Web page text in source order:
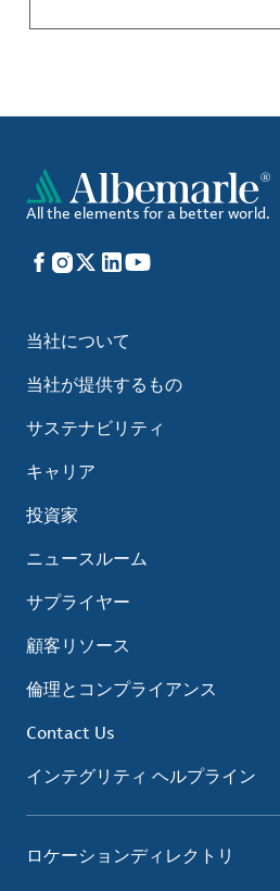
All the elements for a better world.
Facebook
Instagram
X LinkedIn
YouTube
当社について
当社が提供するもの
サステナビリティ
キャリア
投資家
ニュースルーム
サプライヤー
顧客リソース
倫理とコンプライアンス
Contact Us
インテグリティ ヘルプライン
ロケーションディレクトリ